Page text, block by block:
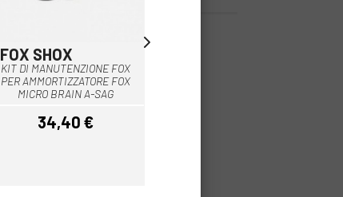
Multiplo
FOX SHOX
KIT DI MANUTENZIONE FOX
PER AMMORTIZZATORE FOX
MICRO BRAIN A-SAG
Prezzo
34,40 €